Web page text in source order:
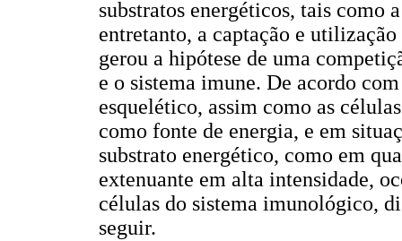
substratos energéticos, tais como
entretanto, a captação e
gerou a hipótese de uma
e o sistema imune. De acordo
esquelético, assim como as
como fonte de energia, e em
substrato energético, como em
extenuante em alta intensidade,
células do sistema imunológico,
seguir.